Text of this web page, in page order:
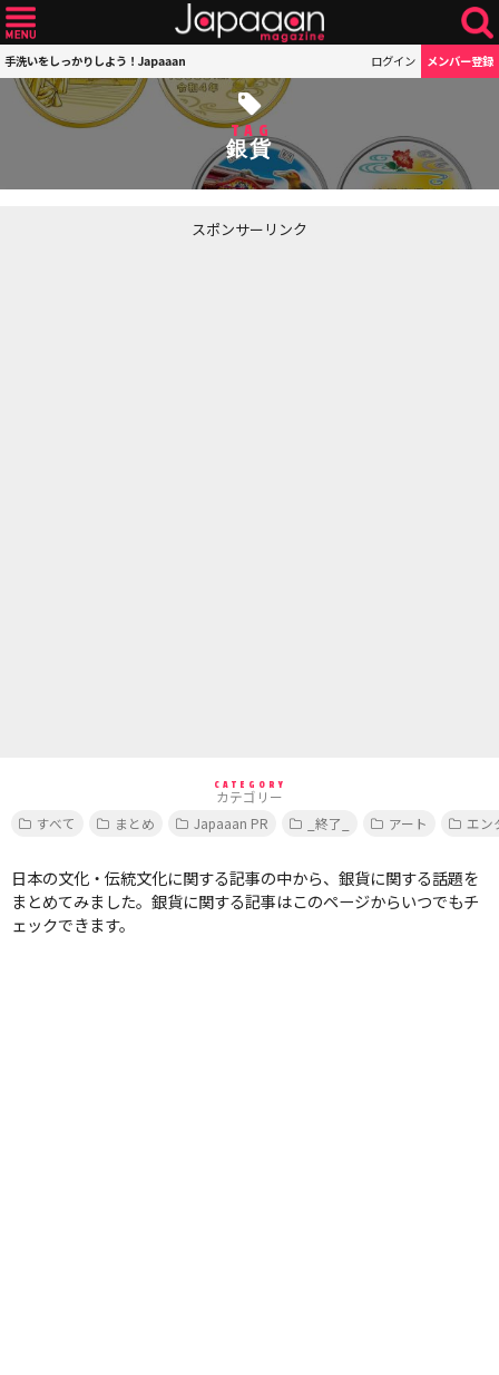
手洗いをしっかりしよう！Japaaan ログイン メンバー登録
TAG
銀貨
スポンサーリンク
CATEGORY
カテゴリー
すべて
まとめ Japaaan PR _終了_ アート エン
日本の文化・伝統文化に関する記事の中から、銀貨に関する話題を
まとめてみました。銀貨に関する記事はこのページからいつでもチ
ェックできます。